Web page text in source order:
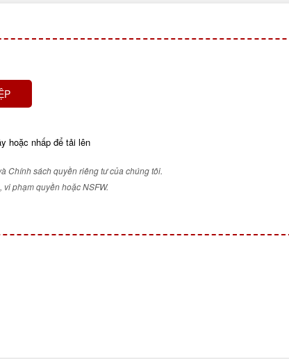
hoặc nhấp để tải lên
Chính sách quyền riêng tư của chúng tôi.
phạm quyền hoặc NSFW.